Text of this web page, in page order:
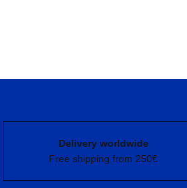
Delivery worldwide
Free shipping from 250€